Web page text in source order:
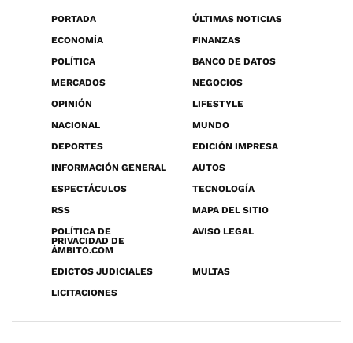
PORTADA
ÚLTIMAS NOTICIAS
ECONOMÍA
FINANZAS
POLÍTICA
BANCO DE DATOS
MERCADOS
NEGOCIOS
OPINIÓN
LIFESTYLE
NACIONAL
MUNDO
DEPORTES
EDICIÓN IMPRESA
INFORMACIÓN GENERAL
AUTOS
ESPECTÁCULOS
TECNOLOGÍA
RSS
MAPA DEL SITIO
POLÍTICA DE
PRIVACIDAD DE
ÁMBITO.COM
AVISO LEGAL
EDICTOS JUDICIALES
MULTAS
LICITACIONES